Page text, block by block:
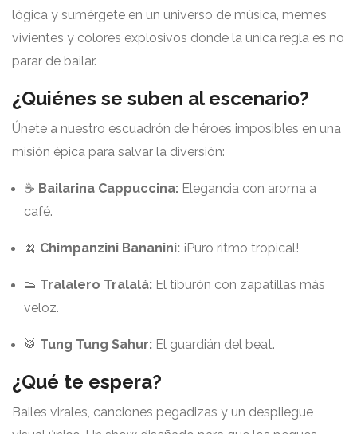
lógica y sumérgete en un universo de música, memes
vivientes y colores explosivos donde la única regla es no
parar de bailar.
¿Quiénes se suben al escenario?
Únete a nuestro escuadrón de héroes imposibles en una
misión épica para salvar la diversión:
☕ Bailarina Cappuccina: Elegancia con aroma a
café.
🍌 Chimpanzini Bananini: ¡Puro ritmo tropical!
👟 Tralalero Tralalá: El tiburón con zapatillas más
veloz.
🥁 Tung Tung Sahur: El guardián del beat.
¿Qué te espera?
Bailes virales, canciones pegadizas y un despliegue